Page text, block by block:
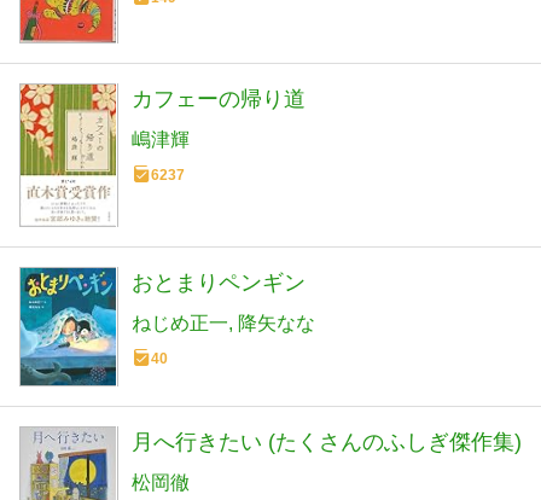
カフェーの帰り道
嶋津輝
6237
おとまりペンギン
ねじめ正一 降矢なな
40
月へ行きたい (たくさんのふしぎ傑作集)
松岡徹